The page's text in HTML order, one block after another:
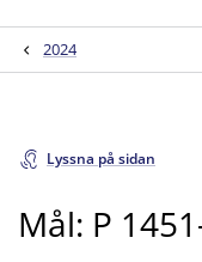
2024
Lyssna på sidan
Mål: P